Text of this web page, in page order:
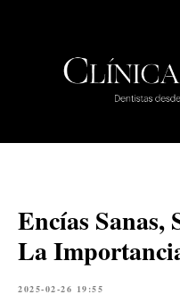
Encías Sanas,
La
2025-02-26 19:55